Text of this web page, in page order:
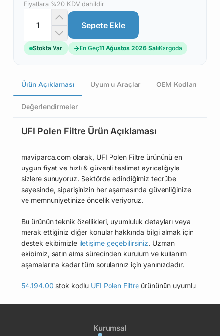
Fiyatlara %20 KDV dahildir
Sepete Ekle
Stokta Var En Geç11 Ağustos 2026 SalıKargoda
Ürün Açıklaması Uyumlu Araçlar OEM Kodları
Değerlendirmeler
UFI Polen Filtre Ürün Açıklaması
maviparca.com olarak, UFI Polen Filtre ürününü en
uygun fiyat ve hızlı & güvenli teslimat ayrıcalığıyla
sizlere sunuyoruz. Sektörde edindiğimiz tecrübe
sayesinde, siparişinizin her aşamasında güvenliğinize
ve memnuniyetinize öncelik veriyoruz.
Bu ürünün teknik özellikleri, uyumluluk detayları veya
merak ettiğiniz diğer konular hakkında bilgi almak için
destek ekibimizle iletişime geçebilirsiniz. Uzman
ekibimiz, satın alma sürecinden kurulum ve kullanım
aşamalarına kadar tüm sorularınız için yanınızdadır.
54.194.00 stok kodlu UFI Polen Filtre ürününün uyumlu
Bu üründen en fazla 5 adet sipariş verilebilir. 5
Kurumsal